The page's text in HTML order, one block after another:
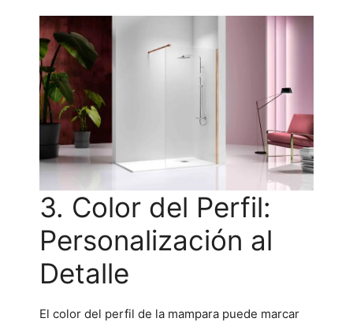
3. Color del Perfil:
Personalización al
Detalle
El color del perfil de la mampara puede marcar